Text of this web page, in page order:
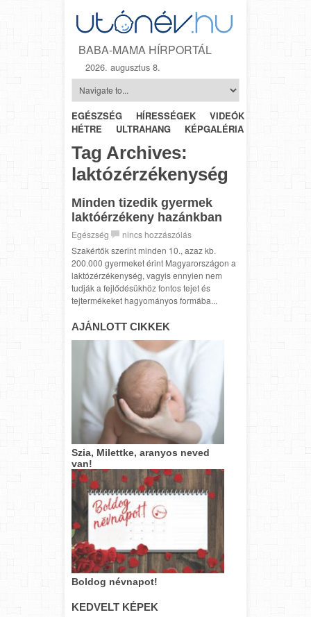
BABA-MAMA HÍRPORTÁL
2026. augusztus 8.
EGÉSZSÉG HÍRESSÉGEK VIDEÓK
HÉTRŐL-
HÉTRE
ULTRAHANG KÉPGALÉRIA
Tag Archives:
laktózérzékenység
Minden tizedik gyermek
laktóérzékeny hazánkban
Egészség
nincs hozzászólás
Szakértők szerint minden 10., azaz kb.
200.000 gyermeket érint Magyarországon a
laktózérzékenység, vagyis ennyien nem
tudják a fejlődésükhöz fontos tejet és
tejtermékeket hagyományos formába...
AJÁNLOTT CIKKEK
Szia, Milettke, aranyos neved
van!
Boldog névnapot!
KEDVELT KÉPEK